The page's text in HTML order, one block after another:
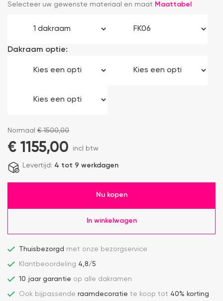
Selecteer uw gewenste materiaal en maat Maattabel
Dakraam optie:
Normaal €1500,00
€ 1155,00 incl btw
Levertijd: 4 tot 9 werkdagen
Nu kopen
In winkelwagen
Thuisbezorgd met onze bezorgservice
Klantbeoordeling 4,8/5
10 jaar garantie op alle dakramen
Ook bijpassende raamdecoratie te koop tot 40% korting